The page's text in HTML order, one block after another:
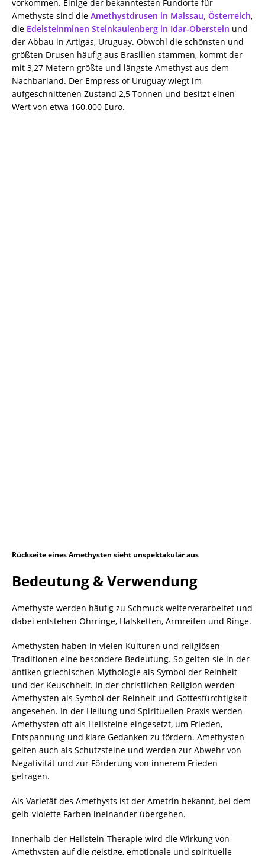
vorkommen. Einige der bekanntesten Fundorte für
Amethyste sind die Amethystdrusen in Maissau, Österreich,
die Edelsteinminen Steinkaulenberg in Idar-Oberstein und
der Abbau in Artigas, Uruguay. Obwohl die schönsten und
größten Drusen häufig aus Brasilien stammen, kommt der
mit 3,27 Metern größte und längste Amethyst aus dem
Nachbarland. Der Empress of Uruguay wiegt im
aufgeschnittenen Zustand 2,5 Tonnen und besitzt einen
Wert von etwa 160.000 Euro.
Rückseite eines Amethysten sieht unspektakulär aus
Bedeutung & Verwendung
Amethyste werden häufig zu Schmuck weiterverarbeitet und
dabei entstehen Ohrringe, Halsketten, Armreifen und Ringe.
Amethysten haben in vielen Kulturen und religiösen
Traditionen eine besondere Bedeutung. So gelten sie in der
antiken griechischen Mythologie als Symbol der Reinheit
und der Keuschheit. In der christlichen Religion werden
Amethysten als Symbol der Reinheit und Gottesfürchtigkeit
angesehen. In der Heilung und Spirituellen Praxis werden
Amethysten oft als Heilsteine eingesetzt, um Frieden,
Entspannung und klare Gedanken zu fördern. Amethysten
gelten auch als Schutzsteine und werden zur Abwehr von
Negativität und zur Förderung von innerem Frieden
getragen.
Als Varietät des Amethysts ist der Ametrin bekannt, bei dem
gelb-violette Farben ineinander übergehen.
Innerhalb der Heilstein-Therapie wird die Wirkung von
Amethysten auf die geistige, emotionale und spirituelle